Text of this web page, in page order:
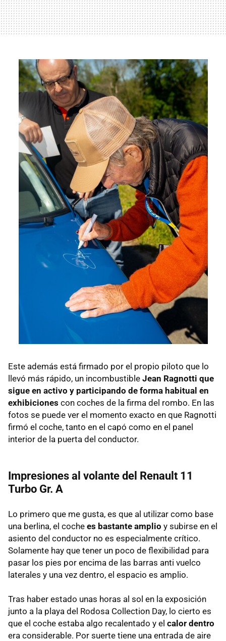
Este además está firmado por el propio piloto que lo
llevó más rápido, un incombustible Jean Ragnotti que
sigue en activo y participando de forma habitual en
exhibiciones con coches de la firma del rombo. En las
fotos se puede ver el momento exacto en que Ragnotti
firmó el coche, tanto en el capó como en el panel
interior de la puerta del conductor.
Impresiones al volante del Renault 11
Turbo Gr. A
Lo primero que me gusta, es que al utilizar como base
una berlina, el coche es bastante amplio y subirse en el
asiento del conductor no es especialmente crítico.
Solamente hay que tener un poco de flexibilidad para
pasar los pies por encima de las barras anti vuelco
laterales y una vez dentro, el espacio es amplio.
Tras haber estado unas horas al sol en la exposición
junto a la playa del Rodosa Collection Day, lo cierto es
que el coche estaba algo recalentado y el calor dentro
era considerable. Por suerte tiene una entrada de aire